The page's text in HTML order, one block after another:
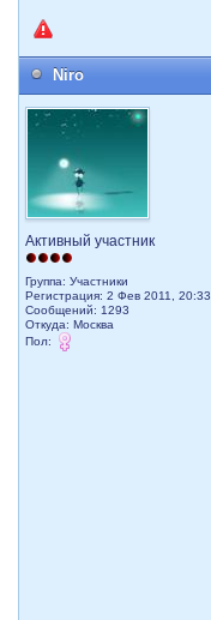
Niro
Активный участник
Группа: Участники
Регистрация: 2 Фев 2011, 20:33
Сообщений: 1293
Откуда: Москва
Пол: